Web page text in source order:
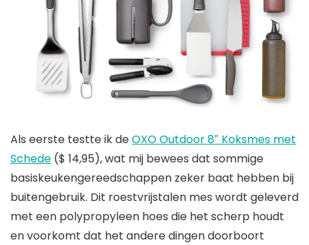
Als eerste testte ik deOXO Outdoor 8″ Koksmes met
Schede ($ 14,95), wat mij bewees dat sommige
basiskeukengereedschappen zeker baat hebben bij
buitengebruik. Dit roestvrijstalen mes wordt geleverd
met een polypropyleen hoes die het scherp houdt
en voorkomt dat het andere dingen doorboort